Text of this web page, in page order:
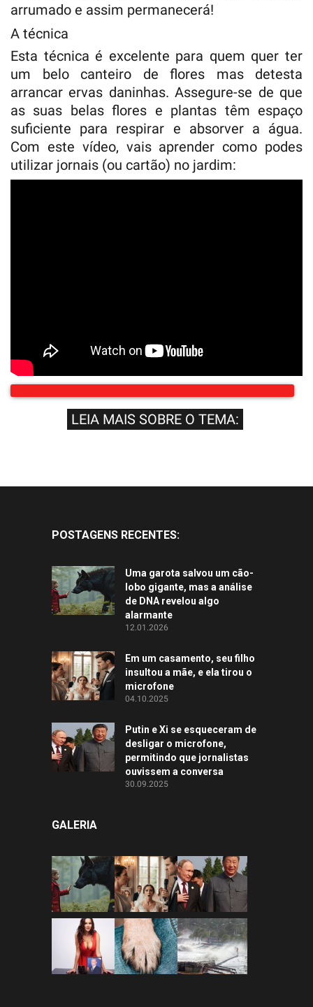
arrumado e assim permanecerá!
A técnica
Esta técnica é excelente para quem quer ter
um belo canteiro de flores mas detesta
arrancar ervas daninhas. Assegure-se de que
as suas belas flores e plantas têm espaço
suficiente para respirar e absorver a água.
Com este vídeo, vais aprender como podes
utilizar jornais (ou cartão) no jardim:
LEIA MAIS SOBRE O TEMA:
POSTAGENS RECENTES:
Uma garota salvou um cão-
lobo gigante, mas a análise
de DNA revelou algo
alarmante
12.01.2026
Em um casamento, seu filho
insultou a mãe, e ela tirou o
microfone
04.10.2025
Putin e Xi se esqueceram de
desligar o microfone,
permitindo que jornalistas
ouvissem a conversa
30.09.2025
GALERIA